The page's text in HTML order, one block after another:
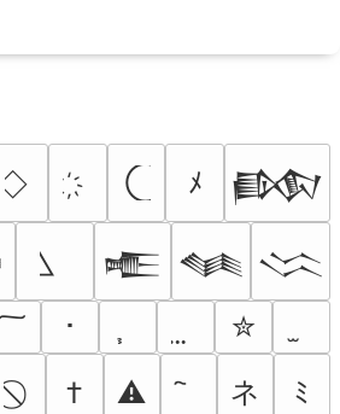
ﾒ 𒁃
𒍫 𒈝 𒈱
･
✮
† ⚠ ネ ﾐ